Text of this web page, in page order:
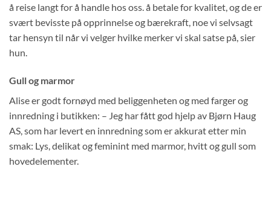
å reise langt for å handle hos oss. å betale for kvalitet, og de er
svært bevisste på opprinnelse og bærekraft, noe vi selvsagt
tar hensyn til når vi velger hvilke merker vi skal satse på, sier
hun.
Gull og marmor
Alise er godt fornøyd med beliggenheten og med farger og
innredning i butikken: – Jeg har fått god hjelp av Bjørn Haug
AS, som har levert en innredning som er akkurat etter min
smak: Lys, delikat og feminint med marmor, hvitt og gull som
hovedelementer.